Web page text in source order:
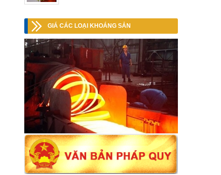
GIÁ CÁC LOẠI KHOÁNG SẢN